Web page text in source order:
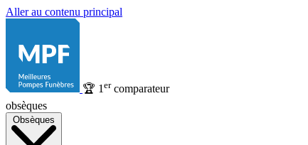
Aller au contenu principal
🏆 1 ercomparateur
obsèques
Obsèques